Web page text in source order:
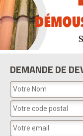
DEMANDE DE